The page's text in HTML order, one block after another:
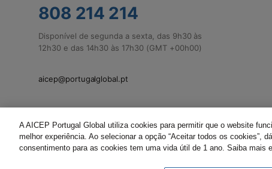
808 214 214
Disponível de segunda a sexta, das 9h30 às
12h30 e das 14h30 às 17h30 (GMT +00h00)
aicep@portugalglobal.pt
A AICEP Portugal Global utiliza cookies para permitir que o website
melhor experiência. Ao selecionar a opção “Aceitar todos os cookies”,
consentimento para as cookies tem uma vida útil de 1 ano. Saiba mais